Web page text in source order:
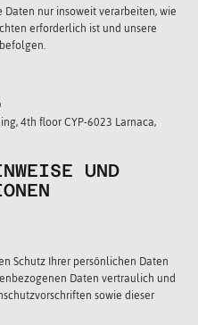
nur insoweit verarbeiten, wie
erforderlich ist und unsere
4th floor CYP-6023 Larnaca,
UND
Schutz Ihrer persönlichen Daten
Daten vertraulich und
sowie dieser